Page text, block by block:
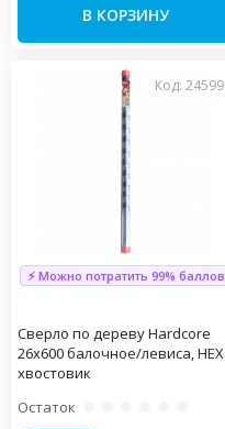
В КОРЗИНУ
Код: 24599
⚡ Можно потратить 99% баллов
Сверло по дереву Hardcore
26х600 балочное/левиса, HEX
хвостовик
Остаток